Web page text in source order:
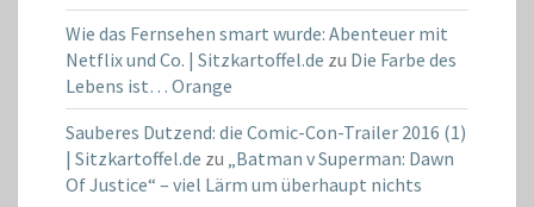
Wie das Fernsehen smart wurde: Abenteuer mit
Netflix und Co. | Sitzkartoffel.de zu Die Farbe des
Lebens ist… Orange
Sauberes Dutzend: die Comic-Con-Trailer 2016 (1)
| Sitzkartoffel.de zu „Batman v Superman: Dawn
Of Justice“ – viel Lärm um überhaupt nichts